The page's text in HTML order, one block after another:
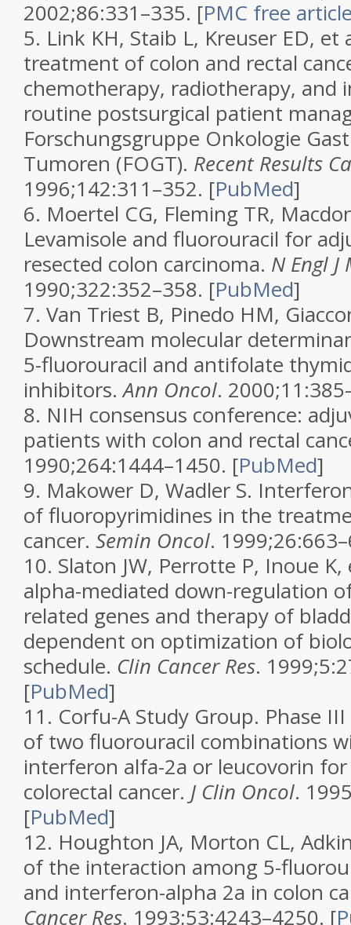
2002;86:331–335. [PMC free
5. Link KH, Staib L, Kreuser ED, et
treatment of colon and rectal
chemotherapy, radiotherapy, and
routine postsurgical patient
Forschungsgruppe Onkologie
Tumoren (FOGT). Recent Results
1996;142:311–352. [PubMed]
6. Moertel CG, Fleming TR,
Levamisole and fluorouracil for
resected colon carcinoma. N Engl J
1990;322:352–358. [PubMed]
7. Van Triest B, Pinedo HM,
Downstream molecular
5-fluorouracil and antifolate
inhibitors.Ann Oncol.
8. NIH consensus conference:
patients with colon and rectal
1990;264:1444–1450. [PubMed]
9. Makower D, Wadler S.
of fluoropyrimidines in the
cancer. Semin Oncol.
10. Slaton JW, Perrotte P, Inoue
alpha-mediated down-regulation
related genes and therapy of
dependent on optimization of
schedule. Clin Cancer Res.
[PubMed]
11. Corfu-A Study Group. Phase
of two fluorouracil combinations
interferon alfa-2a or leucovorin for
colorectal cancer. J Clin Oncol.
[PubMed]
12. Houghton JA, Morton CL,
of the interaction among 5-
and interferon-alpha 2a in colon
Cancer Res. 1993;53:4243–4250. [